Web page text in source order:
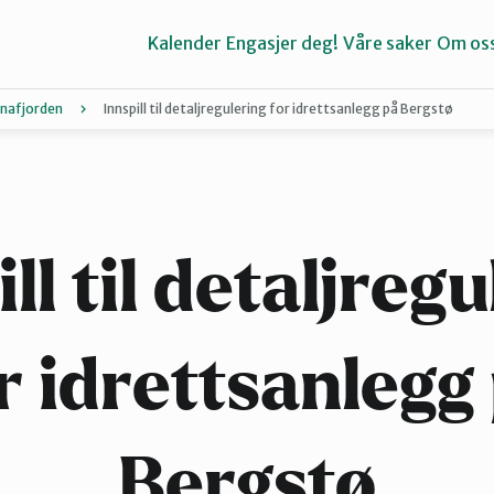
Kvinnherad
Kalender Engasjer deg! Våre saker Om
Innspill til detaljregulering for idrettsanlegg på Bergstø
til
idrettsanlegg